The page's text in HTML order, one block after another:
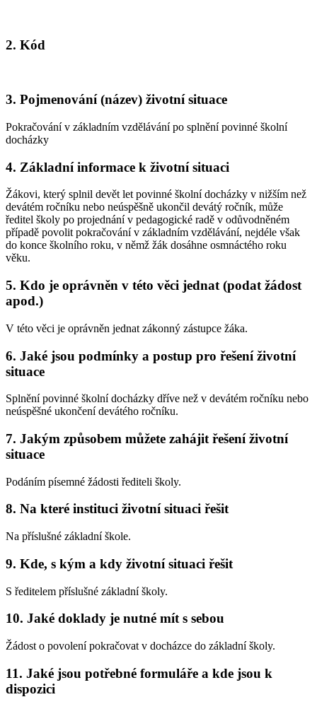
2. Kód
3. Pojmenování (název) životní situace
Pokračování v základním vzdělávání po splnění povinné školní
docházky
4. Základní informace k životní situaci
Žákovi, který splnil devět let povinné školní docházky v nižším než
devátém ročníku nebo neúspěšně ukončil devátý ročník, může
ředitel školy po projednání v pedagogické radě v odůvodněném
případě povolit pokračování v základním vzdělávání, nejdéle však
do konce školního roku, v němž žák dosáhne osmnáctého roku
věku.
5. Kdo je oprávněn v této věci jednat (podat žádost
apod.)
V této věci je oprávněn jednat zákonný zástupce žáka.
6. Jaké jsou podmínky a postup pro řešení životní
situace
Splnění povinné školní docházky dříve než v devátém ročníku nebo
neúspěšné ukončení devátého ročníku.
7. Jakým způsobem můžete zahájit řešení životní
situace
Podáním písemné žádosti řediteli školy.
8. Na které instituci životní situaci řešit
Na příslušné základní škole.
9. Kde, s kým a kdy životní situaci řešit
S ředitelem příslušné základní školy.
10. Jaké doklady je nutné mít s sebou
Žádost o povolení pokračovat v docházce do základní školy.
11. Jaké jsou potřebné formuláře a kde jsou k
dispozici